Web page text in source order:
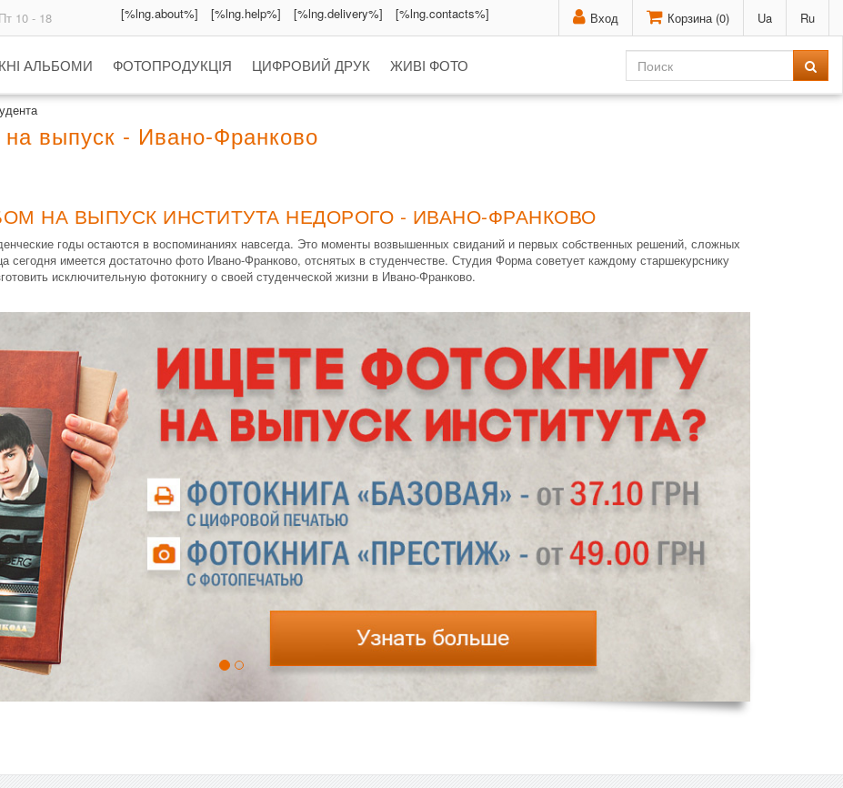
Вход Корзина (0) Ua Ru
10 - 18 [%lng.about%] [%lng.help%] [%lng.delivery%] [%lng.contacts%]
АЛЬБОМИ ФОТОПРОДУКЦІЯ ЦИФРОВИЙ ДРУК ЖИВІ ФОТО
выпуск - Ивано-Франково
НА ВЫПУСК ИНСТИТУТА НЕДОРОГО - ИВАНО-ФРАНКОВО
годы остаются в воспоминаниях навсегда. Это моменты возвышенных свиданий и первых собственных решений, сложных
сегодня имеется достаточно фото Ивано-Франково, отснятых в студенчестве. Студия Форма советует каждому старшекурснику
исключительную фотокнигу о своей студенческой жизни в Ивано-Франково.